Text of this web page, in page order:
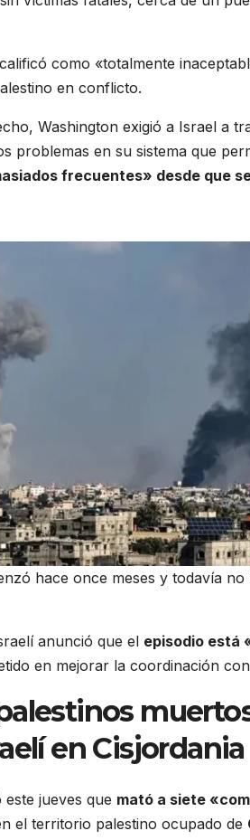
como «totalmente
en conflicto.
Washington exigió a Israel a
problemas en su sistema que
frecuentes» desde que
hace once meses y todavía
anunció que el episodio está
en mejorar la coordinación
en Cisjordania
jueves que mató a siete
el territorio palestino ocupado de